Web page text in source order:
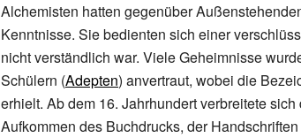
Alchemisten hatten gegenüber
Kenntnisse. Sie bedienten sich einer
nicht verständlich war. Viele Geheimnisse
Schülern (Adepten) anvertraut, wobei die
erhielt. Ab dem 16. Jahrhundert verbreitete
Aufkommen des Buchdrucks, der